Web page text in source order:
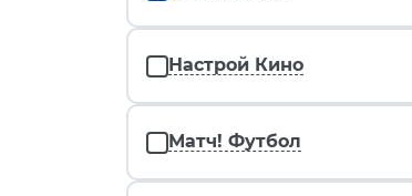
Настрой Кино
Матч! Футбол